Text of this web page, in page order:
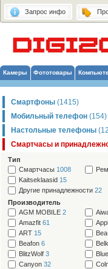
Запрос инфо
Камеры Фототовары
Смартфоны (1415)
Мобильный телефон (154)
Настольные телефоны
Смартчасы и
Тип
Смартчасы 1008
Kaitseklaasid 15
Другие принадлежности 22
Производитель
AGM MOBILE 2
Amazfit 61
ART 15
Beafon 6
BlitzWolf 3
Canyon 32